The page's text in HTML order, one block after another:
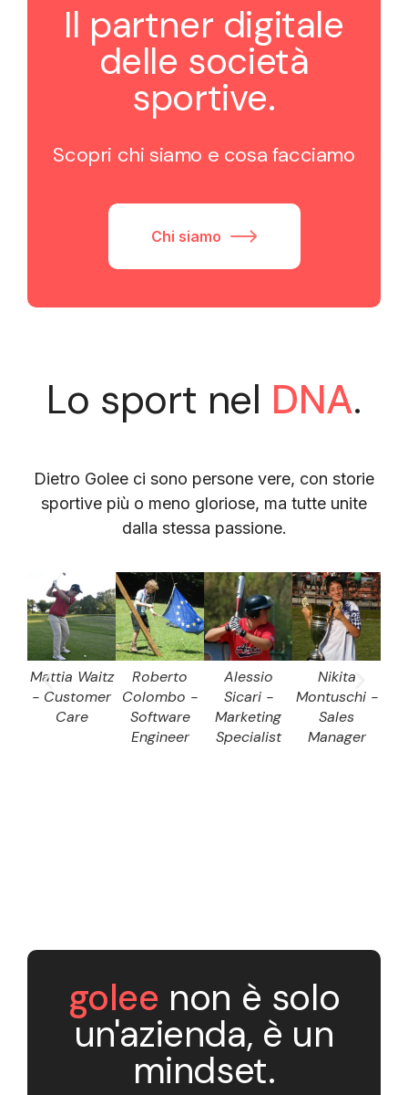
Il partner digitale
delle società
sportive.
Scopri chi siamo e cosa facciamo
Chi siamo
Lo sport nel DNA.
Dietro Golee ci sono persone vere, con storie
sportive più o meno gloriose, ma tutte unite
dalla stessa passione.
Mattia Waitz
- Customer
Care
Roberto
Colombo -
Software
Engineer
Alessio
Sicari -
Marketing
Specialist
Nikita
Montuschi -
Sales
Manager
golee non è solo
un'azienda, è un
mindset.